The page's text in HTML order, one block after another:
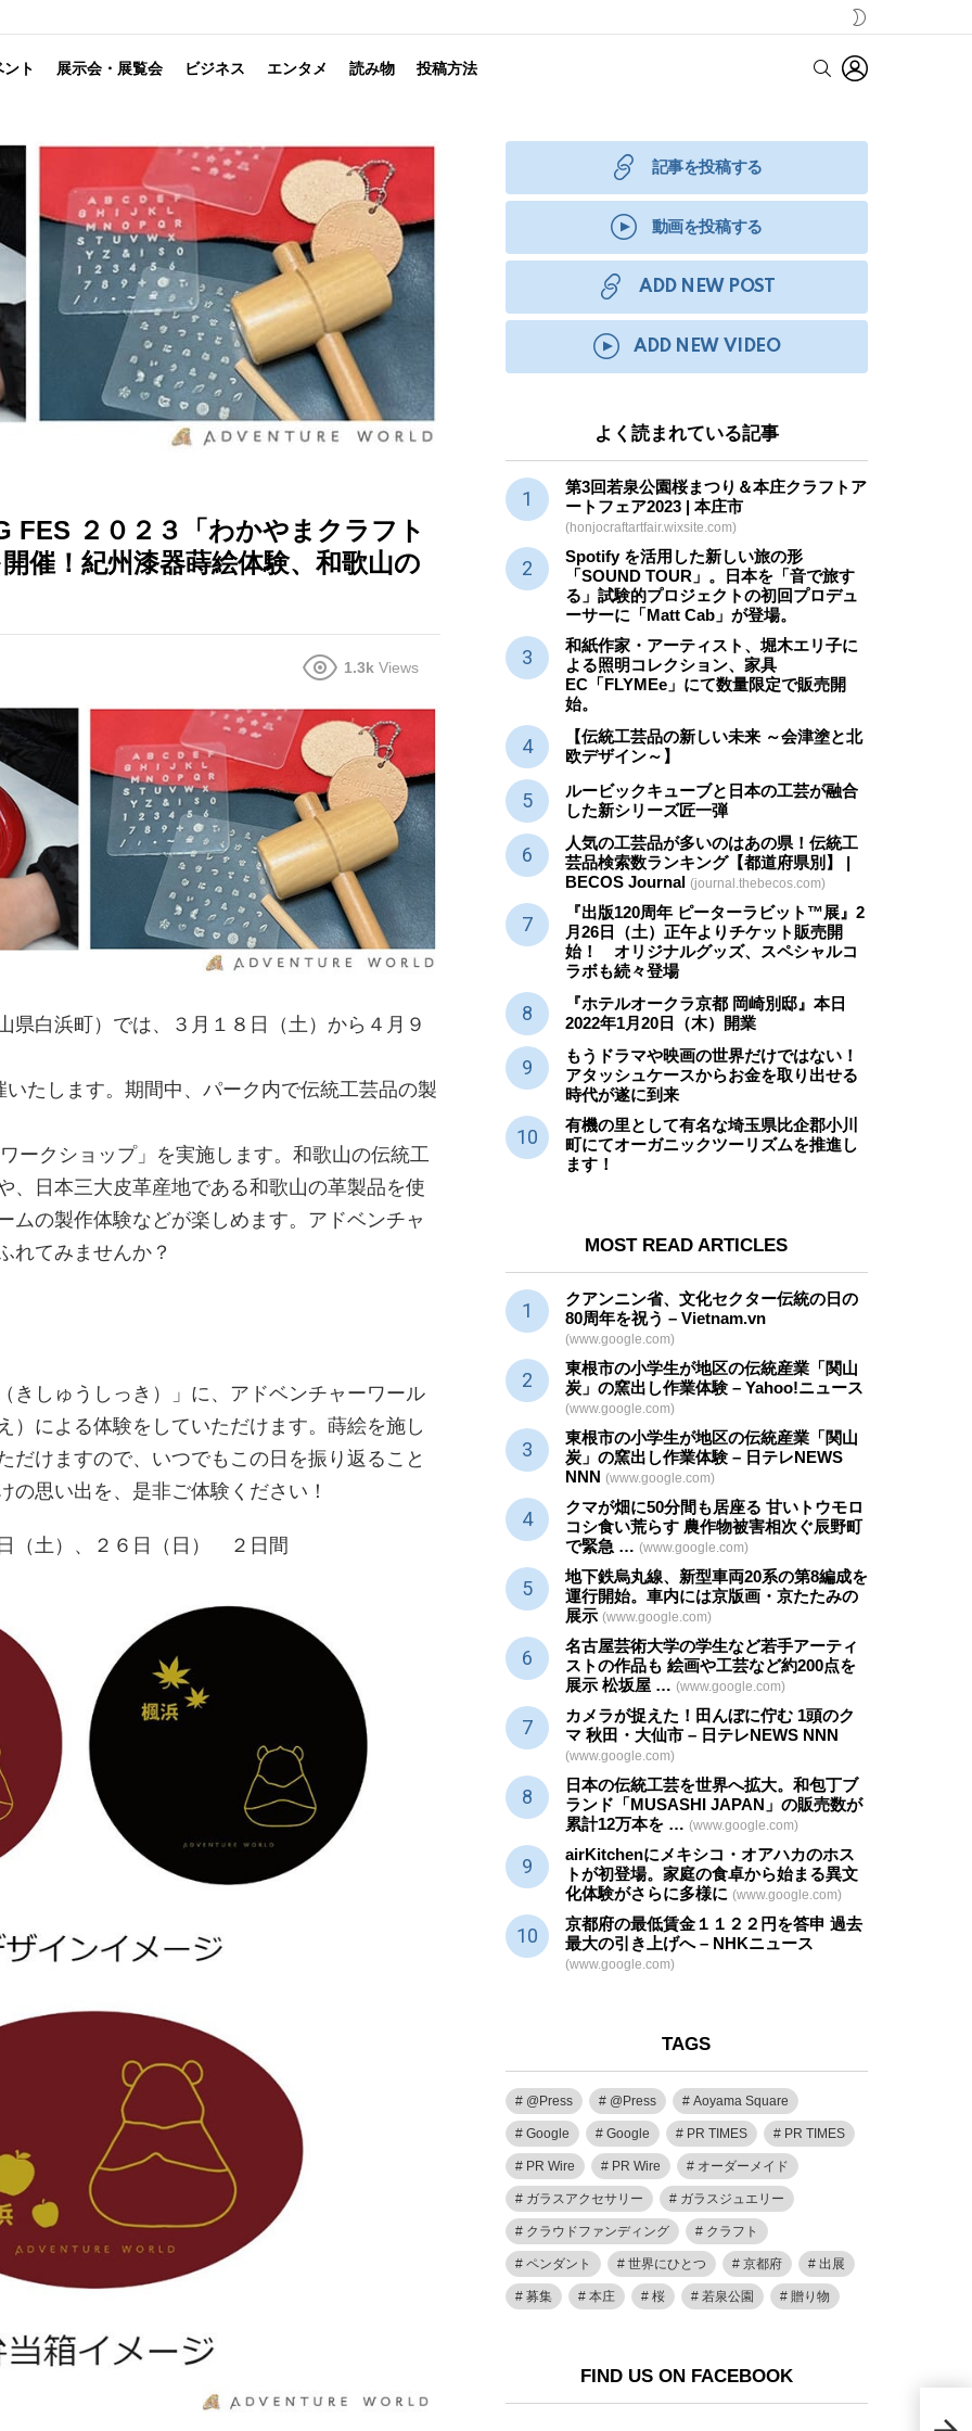
SKIN
ント 展示会・展覧会 ビジネス エンタメ 読み物 投稿方法 SEARCH
２０２３「わかやまクラフト
催！紀州漆器蒔絵体験、和歌山の
1.3k Views
県⽩浜町）では、３月１８日（土）から４月９
いたします。期間中、パーク内で伝統工芸品の製
ークショップ」を実施します。和歌山の伝統工
、日本三大皮革産地である和歌山の革製品を使
ムの製作体験などが楽しめます。アドベンチャ
れてみませんか？
きしゅうしっき）」に、アドベンチャーワール
）による体験をしていただけます。蒔絵を施し
だけますので、いつでもこの日を振り返ること
の思い出を、是非ご体験ください！
土）、２６日（日） ２日間
の
記事を投稿する
動画を投稿する
ADD NEW POST
ADD NEW VIDEO
よく読まれている記事
第3回若泉公園桜まつり＆本庄クラフトア
ートフェア2023 | 本庄市
(honjocraftartfair.wixsite.com)
Spotify を活用した新しい旅の形
「SOUND TOUR」。日本を「音で旅す
る」試験的プロジェクトの初回プロデュ
ーサーに「Matt Cab」が登場。
和紙作家・アーティスト、堀木エリ子に
よる照明コレクション、家具
EC「FLYMEe」にて数量限定で販売開
始。
【伝統工芸品の新しい未来 ～会津塗と北
欧デザイン～】
ルービックキューブと日本の工芸が融合
した新シリーズ匠一弾
人気の工芸品が多いのはあの県！伝統工
芸品検索数ランキング【都道府県別】 |
BECOS Journal (journal.thebecos.com)
『出版120周年 ピーターラビット™展』2
月26日（土）正午よりチケット販売開
始！ オリジナルグッズ、スペシャルコ
ラボも続々登場
『ホテルオークラ京都 岡崎別邸』本日
2022年1月20日（木）開業
もうドラマや映画の世界だけではない！
アタッシュケースからお金を取り出せる
時代が遂に到来
有機の里として有名な埼玉県比企郡小川
町にてオーガニックツーリズムを推進し
ます！
MOST READ ARTICLES
クアンニン省、文化セクター伝統の日の
80周年を祝う – Vietnam.vn
(www.google.com)
東根市の小学生が地区の伝統産業 「関山
炭」の窯出し作業体験 – Yahoo!ニュース
(www.google.com)
東根市の小学生が地区の伝統産業 「関山
炭」の窯出し作業体験 – 日テレNEWS
NNN (www.google.com)
クマが畑に50分間も居座る 甘いトウモロ
コシ食い荒らす 農作物被害相次ぐ辰野町
で緊急 … (www.google.com)
地下鉄烏丸線、新型車両20系の第8編成を
運行開始。車内には京版画・京たたみの
展示 (www.google.com)
名古屋芸術大学の学生など若手アーティ
ストの作品も 絵画や工芸など約200点を
展示 松坂屋 … (www.google.com)
カメラが捉えた！田んぼに佇む 1頭のク
マ 秋田・大仙市 – 日テレNEWS NNN
(www.google.com)
日本の伝統工芸を世界へ拡大。和包丁ブ
ランド「MUSASHI JAPAN」の販売数が
累計12万本を … (www.google.com)
airKitchenにメキシコ・オアハカのホス
トが初登場。家庭の食卓から始まる異文
化体験がさらに多様に (www.google.com)
京都府の最低賃金１１２２円を答申 過去
最大の引き上げへ – NHKニュース
(www.google.com)
TAGS
@Press @Press Aoyama Square
Google Google PR TIMES PR TIMES
PR Wire PR Wire オーダーメイド
ガラスアクセサリー ガラスジュエリー
クラウドファンディング クラフト
ペンダント 世界にひとつ 京都府 出展
募集 本庄 桜 若泉公園 贈り物
FIND US ON FACEBOOK